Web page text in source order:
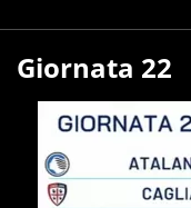
Giornata 22